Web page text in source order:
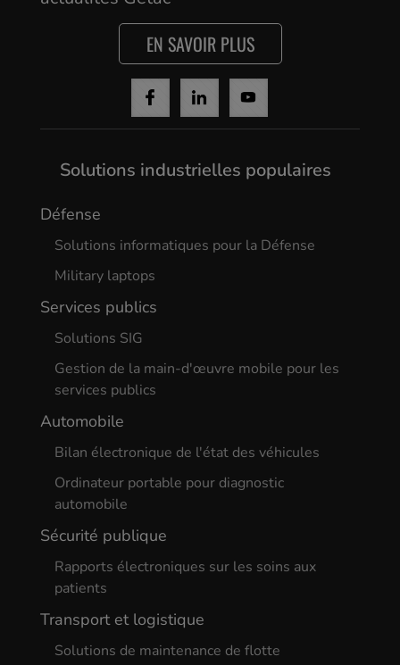
EN SAVOIR PLUS
Solutions industrielles populaires
Défense
Solutions informatiques pour la Défense
Military laptops
Services publics
Solutions SIG
Gestion de la main-d'œuvre mobile pour les
services publics
Automobile
Bilan électronique de l'état des véhicules
Ordinateur portable pour diagnostic
automobile
Sécurité publique
Rapports électroniques sur les soins aux
patients
Transport et logistique
Solutions de maintenance de flotte